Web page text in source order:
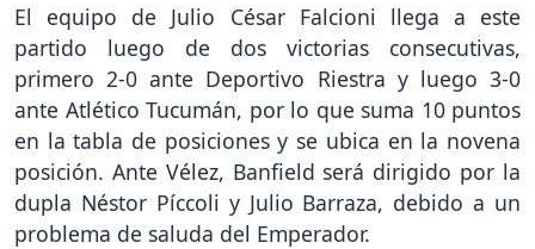
El equipo de Julio César Falcioni llega a este
partido luego de dos victorias consecutivas,
primero 2-0 ante Deportivo Riestra y luego 3-0
ante Atlético Tucumán, por lo que suma 10 puntos
en la tabla de posiciones y se ubica en la novena
posición. Ante Vélez, Banfield será dirigido por la
dupla Néstor Píccoli y Julio Barraza, debido a un
problema de saluda del Emperador.